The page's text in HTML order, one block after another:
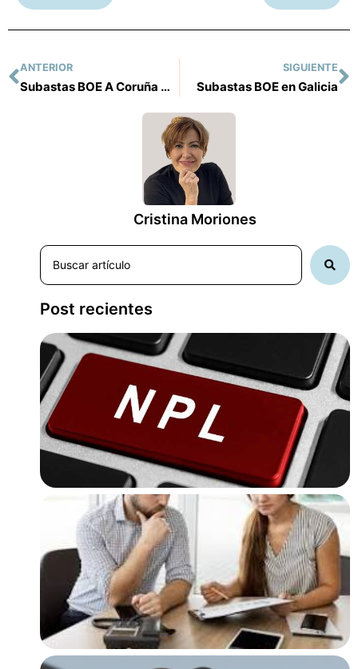
ANTERIOR
Subastas BOE A Coruña Una Oportunidad Única:
SIGUIENTE
Subastas BOE en Galicia
Cristina Moriones
Post recientes